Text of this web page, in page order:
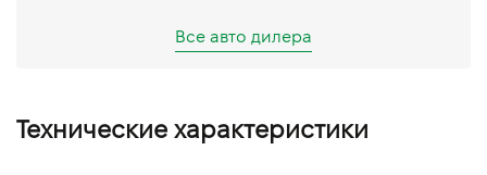
Все авто дилера
Технические характеристики